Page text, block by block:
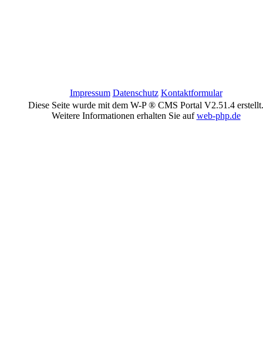
Impressum Datenschutz Kontaktformular
Diese Seite wurde mit dem W-P ® CMS Portal V2.51.4 erstellt.
Weitere Informationen erhalten Sie aufweb-php.de